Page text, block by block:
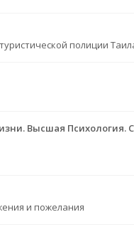
полиции
Высшая Психология.
и пожелания